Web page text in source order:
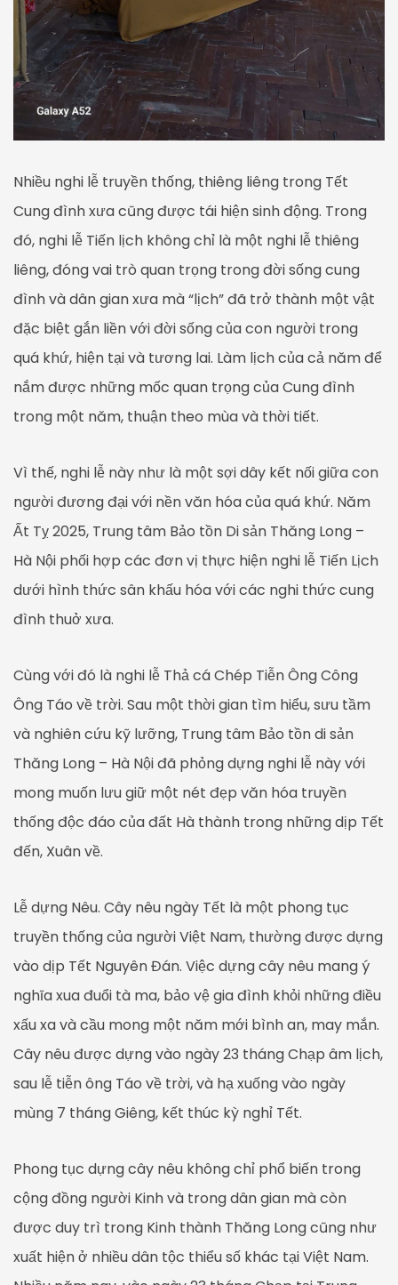
Nhiều nghi lễ truyền thống, thiêng liêng trong Tết
Cung đình xưa cũng được tái hiện sinh động. Trong
đó, nghi lễ Tiến lịch không chỉ là một nghi lễ thiêng
liêng, đóng vai trò quan trọng trong đời sống cung
đình và dân gian xưa mà “lịch” đã trở thành một vật
đặc biệt gắn liền với đời sống của con người trong
quá khứ, hiện tại và tương lai. Làm lịch của cả năm để
nắm được những mốc quan trọng của Cung đình
trong một năm, thuận theo mùa và thời tiết.
Vì thế, nghi lễ này như là một sợi dây kết nối giữa con
người đương đại với nền văn hóa của quá khứ. Năm
Ất Tỵ 2025, Trung tâm Bảo tồn Di sản Thăng Long –
Hà Nội phối hợp các đơn vị thực hiện nghi lễ Tiến Lịch
dưới hình thức sân khấu hóa với các nghi thức cung
đình thuở xưa.
Cùng với đó là nghi lễ Thả cá Chép Tiễn Ông Công
Ông Táo về trời. Sau một thời gian tìm hiểu, sưu tầm
và nghiên cứu kỹ lưỡng, Trung tâm Bảo tồn di sản
Thăng Long – Hà Nội đã phỏng dựng nghi lễ này với
mong muốn lưu giữ một nét đẹp văn hóa truyền
thống độc đáo của đất Hà thành trong những dịp Tết
đến, Xuân về.
Lễ dựng Nêu. Cây nêu ngày Tết là một phong tục
truyền thống của người Việt Nam, thường được dựng
vào dịp Tết Nguyên Đán. Việc dựng cây nêu mang ý
nghĩa xua đuổi tà ma, bảo vệ gia đình khỏi những điều
xấu xa và cầu mong một năm mới bình an, may mắn.
Cây nêu được dựng vào ngày 23 tháng Chạp âm lịch,
sau lễ tiễn ông Táo về trời, và hạ xuống vào ngày
mùng 7 tháng Giêng, kết thúc kỳ nghỉ Tết.
Phong tục dựng cây nêu không chỉ phổ biến trong
cộng đồng người Kinh và trong dân gian mà còn
được duy trì trong Kinh thành Thăng Long cũng như
xuất hiện ở nhiều dân tộc thiểu số khác tại Việt Nam.